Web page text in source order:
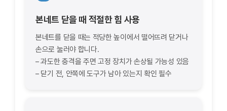
본네트 닫을 때 적절한 힘 사용
본네트를 닫을 때는 적당한 높이에서 떨어뜨려 닫거나
손으로 눌러야 합니다.
– 과도한 충격을 주면 고정 장치가 손상될 가능성 있음
– 닫기 전, 안쪽에 도구가 남아 있는지 확인 필수